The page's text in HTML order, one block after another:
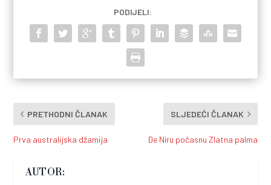
PODIJELI:
PRETHODNI ČLANAK
Prva australijska džamija
SLJEDEĆI ČLANAK
De Niru počasnu Zlatna palma
AUTOR: